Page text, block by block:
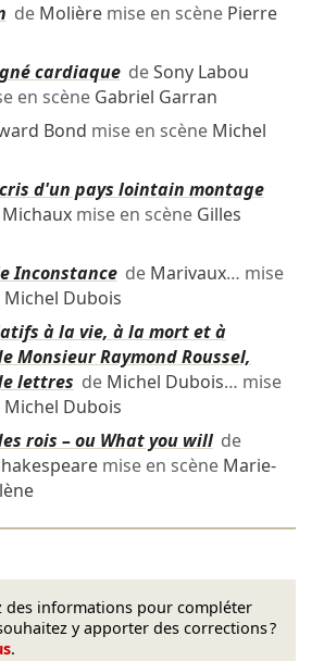
de Molièremise en scène Pierre
cardiaquedeSony Labou
en scène Gabriel Garran
Bond mise en scène Michel
d'un pays lointain montage
mise en scène Gilles
Inconstancede Marivaux… mise
Michel Dubois
à la vie, à la mort et à
Monsieur Raymond Roussel,
lettres de Michel Dubois… mise
Michel Dubois
rois – ou What you willde
mise en scène Marie-
des informations pour compléter
y apporter des corrections ?
.